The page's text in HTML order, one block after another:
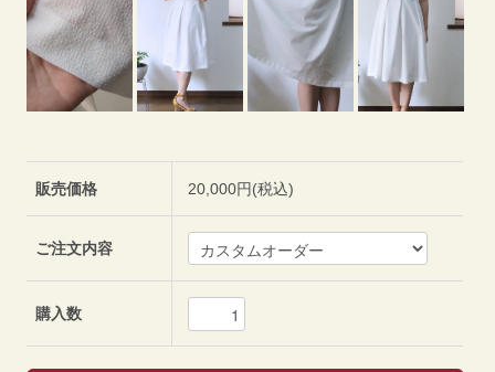
販売価格 20,000円(税込)
ご注文内容
購入数